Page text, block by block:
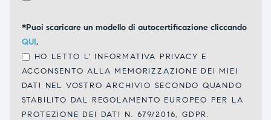
*Puoi scaricare un modello di autocertificazione cliccando
QUI.
HO LETTO L' INFORMATIVA PRIVACY E
ACCONSENTO ALLA MEMORIZZAZIONE DEI MIEI
DATI NEL VOSTRO ARCHIVIO SECONDO QUANDO
STABILITO DAL REGOLAMENTO EUROPEO PER LA
PROTEZIONE DEI DATI N. 679/2016, GDPR.